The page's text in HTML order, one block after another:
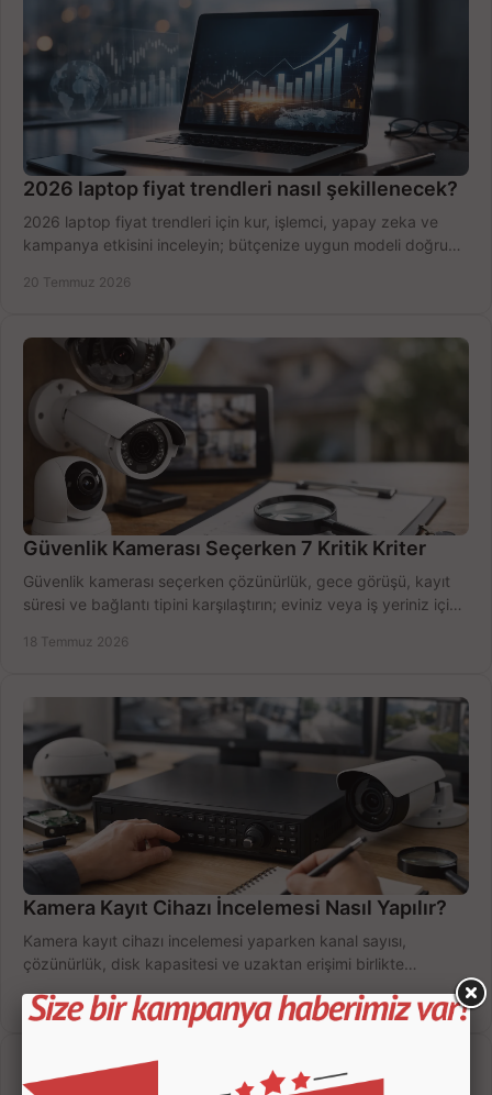
2026 laptop fiyat trendleri nasıl şekillenecek?
2026 laptop fiyat trendleri için kur, işlemci, yapay zeka ve
kampanya etkisini inceleyin; bütçenize uygun modeli doğru
20 Temmuz 2026
Güvenlik Kamerası Seçerken 7 Kritik Kriter
Güvenlik kamerası seçerken çözünürlük, gece görüşü, kayıt
süresi ve bağlantı tipini karşılaştırın; eviniz veya iş yeriniz için
18 Temmuz 2026
Kamera Kayıt Cihazı İncelemesi Nasıl Yapılır?
Kamera kayıt cihazı incelemesi yaparken kanal sayısı,
çözünürlük, disk kapasitesi ve uzaktan erişimi birlikte
16 Temmuz 2026